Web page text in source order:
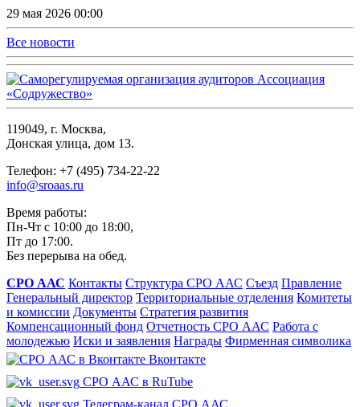
29 мая 2026 00:00
Все новости
119049, г. Москва,
Донская улица, дом 13.
Телефон: +7 (495) 734-22-22
info@sroaas.ru
Время работы:
Пн-Чт с 10:00 до 18:00,
Пт до 17:00.
Без перерыва на обед.
СРО ААС Контакты Структура СРО ААС Съезд Правление
Генеральный директор Территориальные отделения Комитеты
и комиссии Документы Стратегия развития
Компенсационный фонд Отчетность СРО ААС Работа с
молодежью Иски и заявления Награды Фирменная символика
Вконтакте
СРО ААС в RuTube